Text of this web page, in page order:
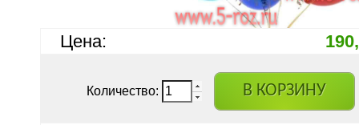
Цена:
Количество: В КОРЗИНУ